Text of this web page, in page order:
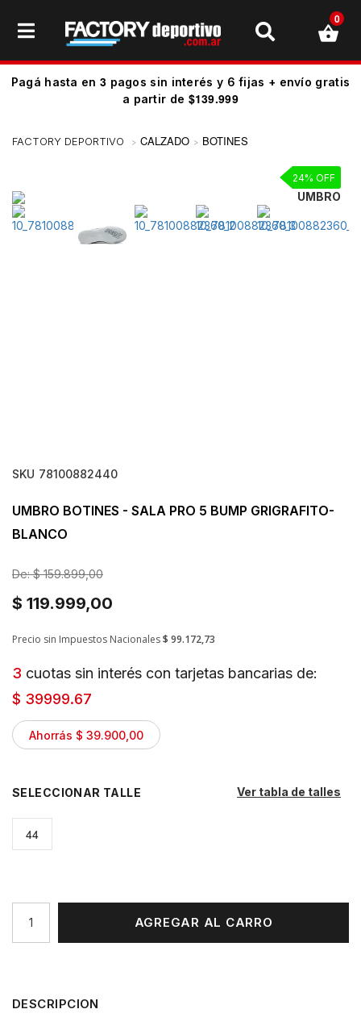
Pagá hasta en 3 pagos sin interés y 6 fijas + envío gratis
a partir de $139.999
0
CALZADO BOTINES
24% OFF
SKU 78100882440
UMBRO
UMBRO BOTINES - SALA PRO 5 BUMP GRIGRAFITO-
BLANCO
De:$ 159.899,00
$ 119.999,00
Precio sin Impuestos Nacionales$ 99.172,73
3 cuotas sin interés con tarjetas bancarias de:
$ 39999.67
Ahorrás $ 39.900,00
Ver tabla de talles
TALLE
44
AGREGAR AL CARRO
DESCRIPCION